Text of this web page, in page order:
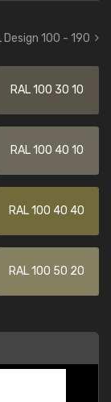
100 - 190
RAL 100 30 10
RAL 100 40 10
RAL 100 40 40
RAL 100 50 20